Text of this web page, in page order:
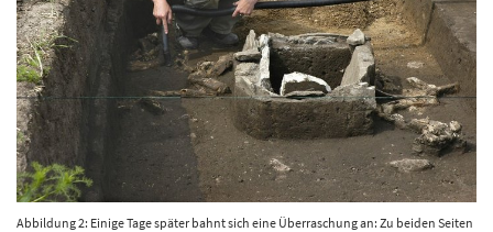
Abbildung 2: Einige Tage später bahnt sich eine Überraschung an: Zu beiden Seiten